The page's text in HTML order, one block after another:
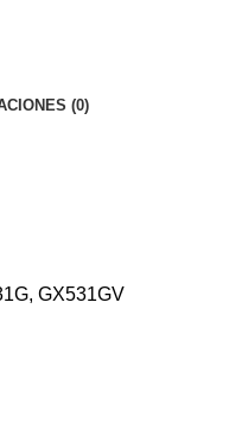
(0)
GX531GV